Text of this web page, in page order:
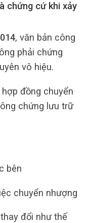
chứng cứ khi xảy
, văn bản công
phải chứng
vô hiệu.
đồng chuyển
chứng lưu trữ
bên
chuyển nhượng
thay đổi như thế